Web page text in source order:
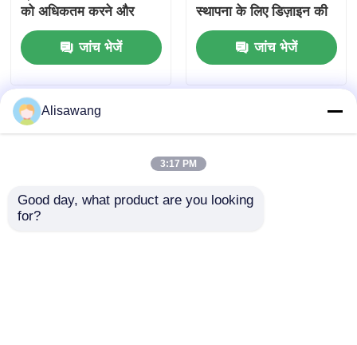
को अधिकतम करने और
संरचनात्मक स्थिरता
सुनिश्चित करने के लिए
डिज़ाइन किया गया है
जांच भेजें
स्थापना के लिए डिज़ाइन की
गई पूर्वनिर्मित धातु इमारत
जांच भेजें
Alisawang
3:17 PM
Good day, what product are you looking
for?